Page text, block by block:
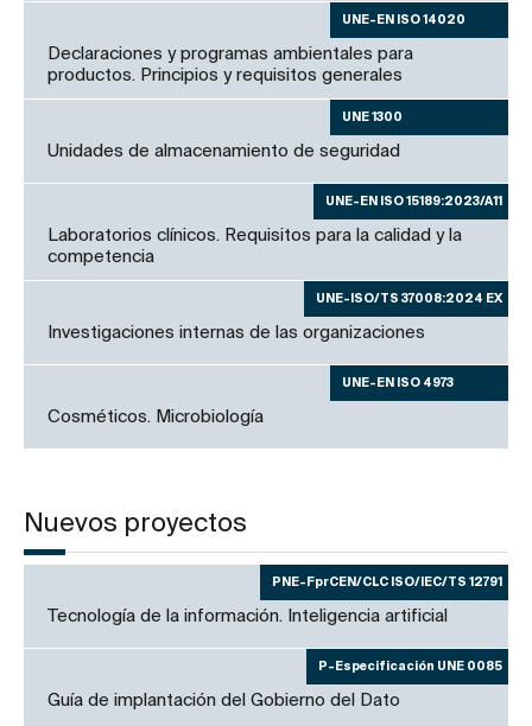
UNE-EN ISO 14020
Declaraciones y programas ambientales para
productos. Principios y requisitos generales
UNE 1300
Unidades de almacenamiento de seguridad
UNE-EN ISO 15189:2023/A11
Laboratorios clínicos. Requisitos para la calidad y la
competencia
UNE-ISO/TS 37008:2024 EX
Investigaciones internas de las organizaciones
UNE-EN ISO 4973
Cosméticos. Microbiología
Nuevos proyectos
PNE-FprCEN/CLC ISO/IEC/TS 12791
Tecnología de la información. Inteligencia artificial
P-Especificación UNE 0085
Guía de implantación del Gobierno del Dato